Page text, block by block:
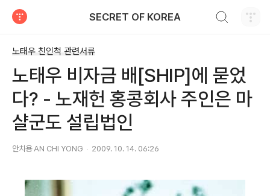
SECRET OF KOREA
노태우 친인척 관련서류
노태우 비자금 배[SHIP]에 묻었
다? - 노재헌 홍콩회사 주인은 마
샬군도 설립법인
안치용 AN CHI YONG 2009. 10. 14. 06:26